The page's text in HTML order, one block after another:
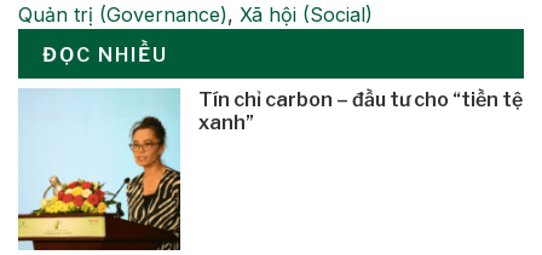
Quản trị (Governance), Xã hội (Social)
ĐỌC NHIỀU
Tín chỉ carbon – đầu tư cho “tiền tệ
xanh”